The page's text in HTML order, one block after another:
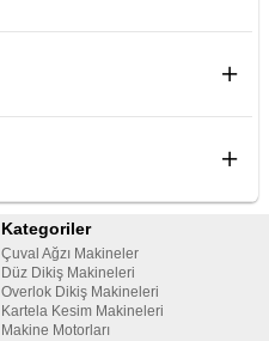
Kategoriler
Çuval Ağzı Makineler
Düz Dikiş Makineleri
Overlok Dikiş Makineleri
Kartela Kesim Makineleri
Makine Motorları